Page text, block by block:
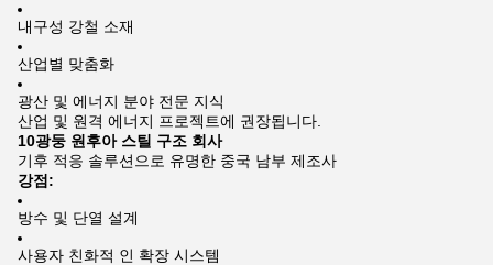
내구성 강철 소재
산업별 맞춤화
광산 및 에너지 분야 전문 지식
산업 및 원격 에너지 프로젝트에 권장됩니다.
10광둥 원후아 스틸 구조 회사
기후 적응 솔루션으로 유명한 중국 남부 제조사
강점:
방수 및 단열 설계
사용자 친화적 인 확장 시스템